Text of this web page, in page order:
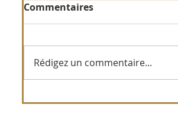
Commentaires
Rédigez un commentaire...